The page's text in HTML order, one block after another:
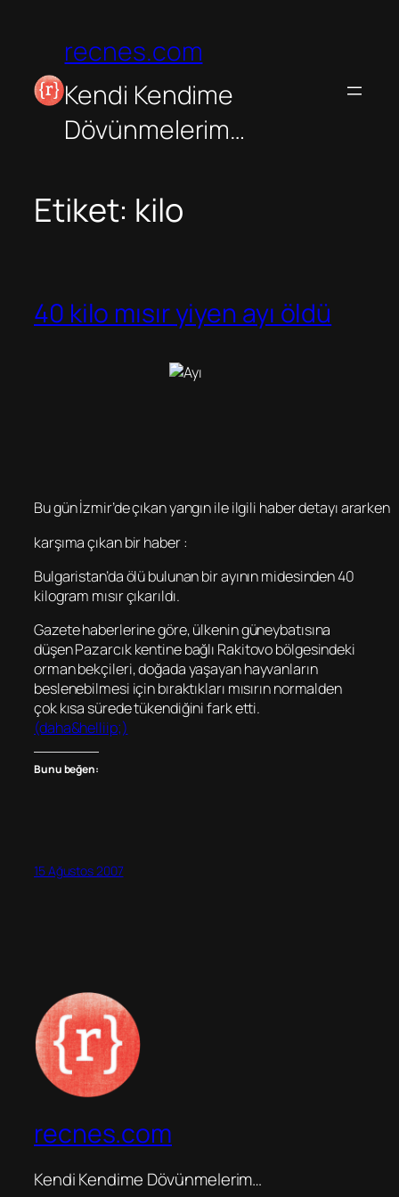
recnes.com
Kendi Kendime
Dövünmelerim…
Etiket: kilo
40 kilo mısır yiyen ayı öldü
Bu gün İzmir’de çıkan yangın ile ilgili haber detayı ararken
karşıma çıkan bir haber :
Bulgaristan’da ölü bulunan bir ayının midesinden 40
kilogram mısır çıkarıldı.
Gazete haberlerine göre, ülkenin güneybatısına
düşen Pazarcık kentine bağlı Rakitovo bölgesindeki
orman bekçileri, doğada yaşayan hayvanların
beslenebilmesi için bıraktıkları mısırın normalden
çok kısa sürede tükendiğini fark etti.
(daha&helliip;)
Bunu beğen:
15 Ağustos 2007
recnes.com
Kendi Kendime Dövünmelerim…